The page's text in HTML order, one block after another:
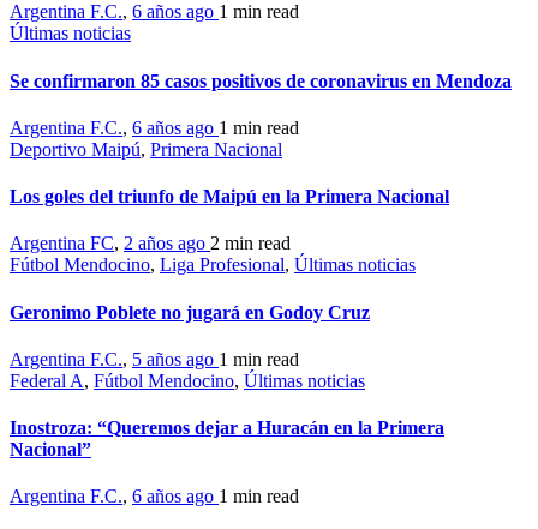
Argentina F.C., 6 años ago 1 min read
Últimas noticias
Se confirmaron 85 casos positivos de coronavirus en Mendoza
Argentina F.C., 6 años ago 1 min read
Deportivo Maipú, Primera Nacional
Los goles del triunfo de Maipú en la Primera Nacional
Argentina FC, 2 años ago 2 min read
Fútbol Mendocino, Liga Profesional, Últimas noticias
Geronimo Poblete no jugará en Godoy Cruz
Argentina F.C., 5 años ago 1 min read
Federal A, Fútbol Mendocino, Últimas noticias
Inostroza: “Queremos dejar a Huracán en la Primera
Nacional”
Argentina F.C., 6 años ago 1 min read